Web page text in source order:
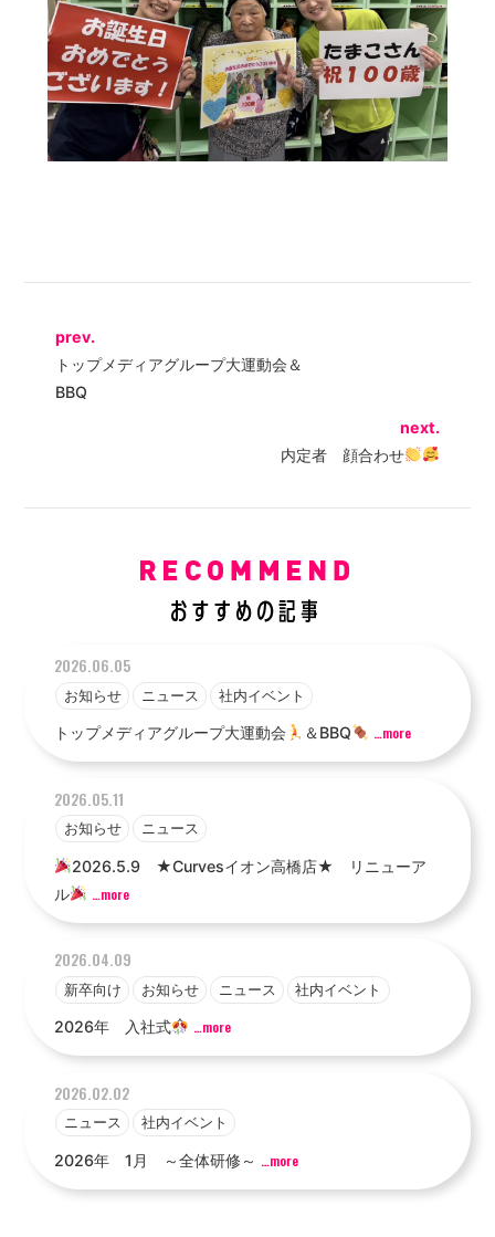
prev.
トップメディアグループ大運動会＆
BBQ
next.
内定者 顔合わせ
2026.06.05
お知らせ ニュース 社内イベント
トップメディアグループ大運動会 ＆BBQ …more
2026.05.11
お知らせ ニュース
2026.5.9 ★Curvesイオン高橋店★ リニューア
ル
…more
2026.04.09
新卒向け お知らせ ニュース 社内イベント
2026年 入社式 …more
2026.02.02
ニュース 社内イベント
2026年 1月 ～全体研修～ …more